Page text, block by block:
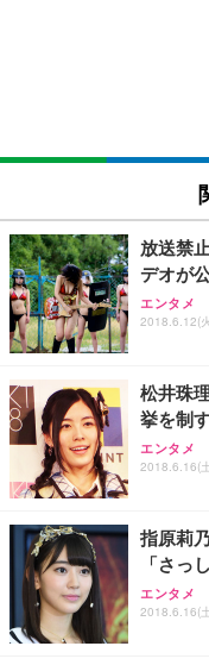
い 跳ね
キング
ン樹脂
(黒網+黒
SIHOO
ュチェ
￥27,999
Sezlife
ワーク チ
能 人間
務用 お
Sezlife
ワーク チ
能 人間工
務用 お
ッシュ 通
ス圧無段
EIZO ビ
￥
EIZO ビ
￥
【純正品
フック付
【整備済
ー フル
ort/VGA
【
グモニタ
Amazon
回使い捨
Amazon
x2袋(84
￥3,234
ネオ・ル
り 単品
Smart
限定】
超厚型 お
アイリ
ュラー
放送禁
デオが
エンタメ
2018.6.12(
松井珠
挙を制
エンタメ
2018.6.16(
指原莉
「さっ
エンタメ
2018.6.16(